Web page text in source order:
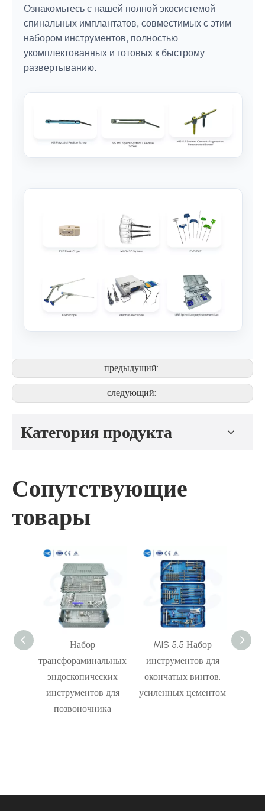
Ознакомьтесь с нашей полной экосистемой
спинальных имплантатов, совместимых с этим
набором инструментов, полностью
укомплектованных и готовых к быстрому
развертыванию.
предыдущий:
следующий:
Категория продукта
Сопутствующие
товары
Набор
трансфораминальных
эндоскопических
инструментов для
позвоночника
MIS 5.5 Набор
инструментов для
окончатых винтов,
усиленных цементом